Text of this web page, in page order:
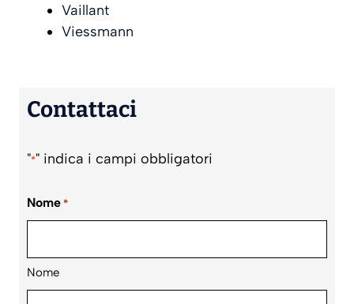
Vaillant
Viessmann
Contattaci
"*" indica i campi obbligatori
Nome *
Nome